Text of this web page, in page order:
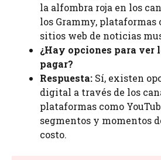
la alfombra roja en los
los Grammy, plataformas
sitios web de noticias
¿Hay opciones para ver
pagar?
Respuesta: Sí, existen
digital a través de los
plataformas como
segmentos y momentos
costo.